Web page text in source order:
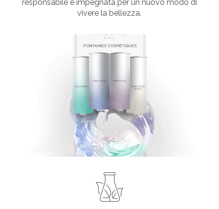
responsabile e impegnata per un nuovo modo di
vivere la bellezza.